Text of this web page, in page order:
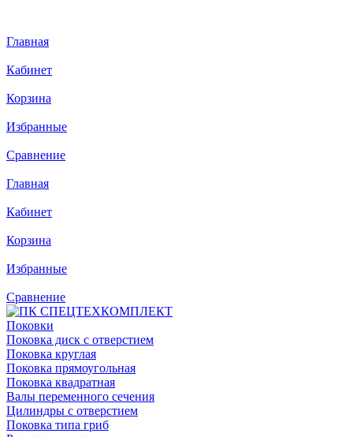
Главная
Кабинет
Корзина
Избранные
Сравнение
Главная
Кабинет
Корзина
Избранные
Сравнение
Поковки
Поковка диск с отверстием
Поковка круглая
Поковка прямоугольная
Поковка квадратная
Валы переменного сечения
Цилиндры с отверстием
Поковка типа гриб